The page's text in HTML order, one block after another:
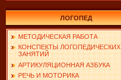
ЛОГОПЕД
МЕТОДИЧЕСКАЯ РАБОТА
КОНСПЕКТЫ ЛОГОПЕДИЧЕСКИХ
ЗАНЯТИЙ
АРТИКУЛЯЦИОННАЯ АЗБУКА
РЕЧЬ И МОТОРИКА